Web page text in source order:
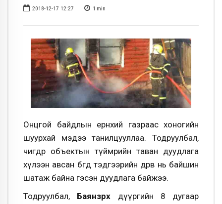
2018-12-17 12:27 1 min
Онцгой байдлын ерөнхий газраас хоногийн
шуурхай мэдээ танилцууллаа. Тодруулбал,
өчигдөр объектын түймрийн таван дуудлага
хүлээн авсан бөгөөд тэдгээрийн дөрөв нь байшин
шатаж байна гэсэн дуудлага байжээ.
Тодруулбал, Баянзүрх дүүргийн 8 дугаар